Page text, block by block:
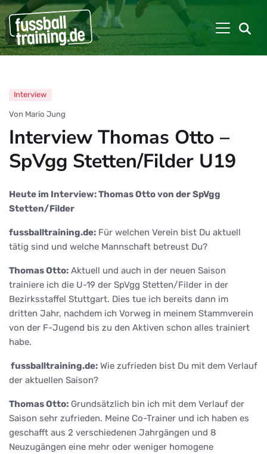
Interview
Von Mario Jung
Interview Thomas Otto –
SpVgg Stetten/Filder U19
Heute im Interview: Thomas Otto von der SpVgg
Stetten/Filder
fussballtraining.de: Für welchen Verein bist Du aktuell
tätig sind und welche Mannschaft betreust Du?
Thomas Otto: Aktuell und auch in der neuen Saison
trainiere ich die U-19 der SpVgg Stetten/Filder in der
Bezirksstaffel Stuttgart. Dies tue ich bereits dann im
dritten Jahr, nachdem ich Vorweg in meinem Stammverein
von der F-Jugend bis zu den Aktiven schon alles trainiert
habe.
fussballtraining.de: Wie zufrieden bist Du mit dem Verlauf
der aktuellen Saison?
Thomas Otto: Grundsätzlich bin ich mit dem Verlauf der
Saison sehr zufrieden. Meine Co-Trainer und ich haben es
geschafft aus 2 verschiedenen Jahrgängen und 8
Neuzugängen eine mehr oder weniger homogene